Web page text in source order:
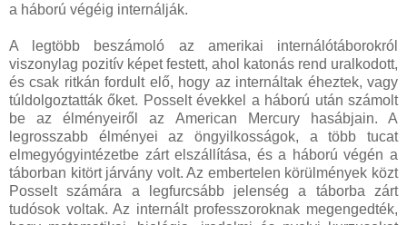
a háború végéig internálják.
A legtöbb beszámoló az amerikai internálótáborokról
viszonylag pozitív képet festett, ahol katonás rend uralkodott,
és csak ritkán fordult elő, hogy az internáltak éheztek, vagy
túldolgoztatták őket. Posselt évekkel a háború után számolt
be az élményeiről az American Mercury hasábjain. A
legrosszabb élményei az öngyilkosságok, a több tucat
elmegyógyintézetbe zárt elszállítása, és a háború végén a
táborban kitört járvány volt. Az embertelen körülmények közt
Posselt számára a legfurcsább jelenség a táborba zárt
tudósok voltak. Az internált professzoroknak megengedték,